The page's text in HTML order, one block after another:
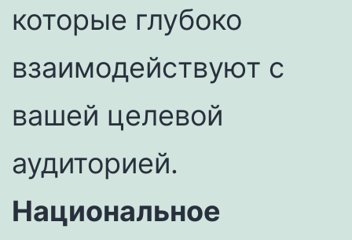
которые глубоко
взаимодействуют с
вашей целевой
аудиторией.
Национальное